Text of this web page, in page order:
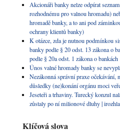
Akcionáři banky nelze odpírat
rozhodnému pro valnou hromadu)
hromadě banky, a to ani pod
ochrany klientů banky)
K otázce, zda je nutnou podmínkou
banky podle § 20 odst. 13 zákona o
podle § 20a odst. 1 zákona o bankách
Únos valné hromady banky se
Nezákonná správní praxe očekávání,
důsledky (ne)konání orgánu moci
Jeseteři a trhaviny. Turecký konzul
zůstaly po ní milionové dluhy |
Klíčová slova